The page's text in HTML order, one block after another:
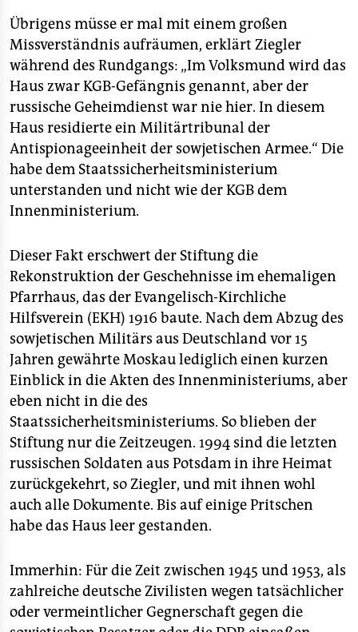
Übrigens müsse er mal mit einem großen
Missverständnis aufräumen, erklärt Ziegler
während des Rundgangs: „Im Volksmund wird das
Haus zwar KGB-Gefängnis genannt, aber der
russische Geheimdienst war nie hier. In diesem
Haus residierte ein Militärtribunal der
Antispionageeinheit der sowjetischen Armee.“ Die
habe dem Staatssicherheitsministerium
unterstanden und nicht wie der KGB dem
Innenministerium.
Dieser Fakt erschwert der Stiftung die
Rekonstruktion der Geschehnisse im ehemaligen
Pfarrhaus, das der Evangelisch-Kirchliche
Hilfsverein (EKH) 1916 baute. Nach dem Abzug des
sowjetischen Militärs aus Deutschland vor 15
Jahren gewährte Moskau lediglich einen kurzen
Einblick in die Akten des Innenministeriums, aber
eben nicht in die des
Staatssicherheitsministeriums. So blieben der
Stiftung nur die Zeitzeugen. 1994 sind die letzten
russischen Soldaten aus Potsdam in ihre Heimat
zurückgekehrt, so Ziegler, und mit ihnen wohl
auch alle Dokumente. Bis auf einige Pritschen
habe das Haus leer gestanden.
Immerhin: Für die Zeit zwischen 1945 und 1953, als
zahlreiche deutsche Zivilisten wegen tatsächlicher
oder vermeintlicher Gegnerschaft gegen die